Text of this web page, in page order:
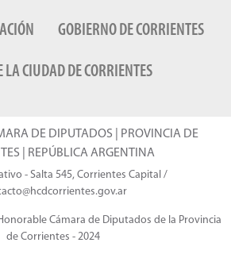
GOBIERNO DE CORRIENTES
CIUDAD DE CORRIENTES
DE DIPUTADOS | PROVINCIA DE
| REPÚBLICA ARGENTINA
- Salta 545, Corrientes Capital /
Cámara de Diputados de la Provincia
de Corrientes - 2024